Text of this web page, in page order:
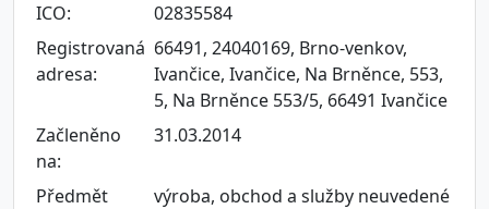
ICO:
02835584
Registrovaná
adresa:
66491, 24040169, Brno-venkov,
Ivančice, Ivančice, Na Brněnce, 553,
5, Na Brněnce 553/5, 66491 Ivančice
Začleněno
na:
31.03.2014
Předmět
výroba, obchod a služby neuvedené